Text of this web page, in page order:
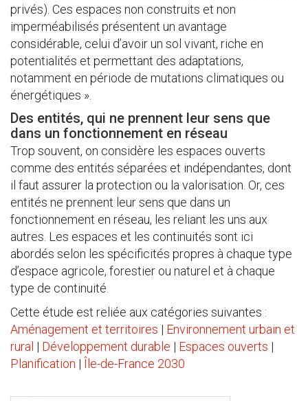
privés). Ces espaces non construits et non
imperméabilisés présentent un avantage
considérable, celui d’avoir un sol vivant, riche en
potentialités et permettant des adaptations,
notamment en période de mutations climatiques ou
énergétiques ».
Des entités, qui ne prennent leur sens que
dans un fonctionnement en réseau
Trop souvent, on considère les espaces ouverts
comme des entités séparées et indépendantes, dont
il faut assurer la protection ou la valorisation. Or, ces
entités ne prennent leur sens que dans un
fonctionnement en réseau, les reliant les uns aux
autres. Les espaces et les continuités sont ici
abordés selon les spécificités propres à chaque type
d’espace agricole, forestier ou naturel et à chaque
type de continuité.
Cette étude est reliée aux catégories suivantes :
Aménagement et territoires | Environnement urbain et
rural | Développement durable | Espaces ouverts |
Planification | Île-de-France 2030